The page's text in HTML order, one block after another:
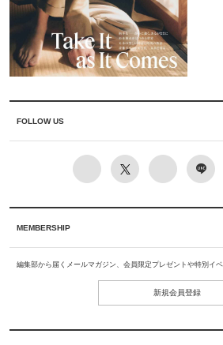
FOLLOW US
MEMBERSHIP
編集部から届くメールマガジン、会員限定プレゼントや特別イ
新規会員登録